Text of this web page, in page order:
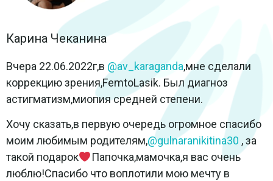
Карина Чеканина
Вчера 22.06.2022г,в @av_karaganda,мне сделали
коррекцию зрения,FemtoLasik. Был диагноз
астигматизм,миопия средней степени.
Хочу сказать,в первую очередь огромное спасибо
моим любимым родителям,@gulnaranikitina30 , за
такой подарок
Папочка,мамочка,я вас очень
люблю!Спасибо что воплотили мою мечту в